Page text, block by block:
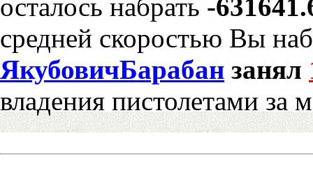
осталось набрать -
средней скоростью Вы
ЯкубовичБарабан занял
владения пистолетами за